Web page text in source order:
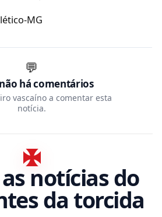
MG
💬
há comentários
vascaíno a comentar esta
notícia.
notícias do
da torcida